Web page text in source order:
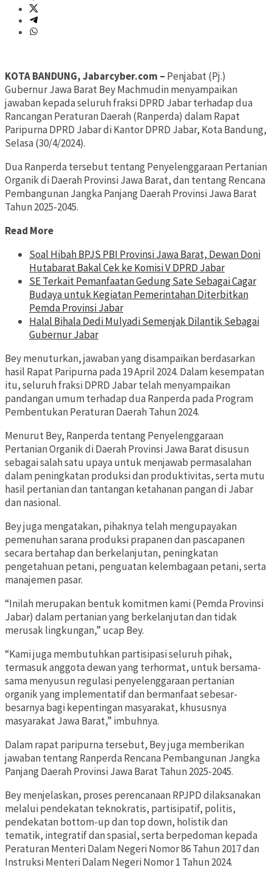
KOTA BANDUNG, Jabarcyber.com – Penjabat (Pj.)
Gubernur Jawa Barat Bey Machmudin menyampaikan
jawaban kepada seluruh fraksi DPRD Jabar terhadap dua
Rancangan Peraturan Daerah (Ranperda) dalam Rapat
Paripurna DPRD Jabar di Kantor DPRD Jabar, Kota Bandung,
Selasa (30/4/2024).
Dua Ranperda tersebut tentang Penyelenggaraan Pertanian
Organik di Daerah Provinsi Jawa Barat, dan tentang Rencana
Pembangunan Jangka Panjang Daerah Provinsi Jawa Barat
Tahun 2025-2045.
Read More
Soal Hibah BPJS PBI Provinsi Jawa Barat, Dewan Doni
Hutabarat Bakal Cek ke Komisi V DPRD Jabar
SE Terkait Pemanfaatan Gedung Sate Sebagai Cagar
Budaya untuk Kegiatan Pemerintahan Diterbitkan
Pemda Provinsi Jabar
Halal Bihala Dedi Mulyadi Semenjak Dilantik Sebagai
Gubernur Jabar
Bey menuturkan, jawaban yang disampaikan berdasarkan
hasil Rapat Paripurna pada 19 April 2024. Dalam kesempatan
itu, seluruh fraksi DPRD Jabar telah menyampaikan
pandangan umum terhadap dua Ranperda pada Program
Pembentukan Peraturan Daerah Tahun 2024.
Menurut Bey, Ranperda tentang Penyelenggaraan
Pertanian Organik di Daerah Provinsi Jawa Barat disusun
sebagai salah satu upaya untuk menjawab permasalahan
dalam peningkatan produksi dan produktivitas, serta mutu
hasil pertanian dan tantangan ketahanan pangan di Jabar
dan nasional.
Bey juga mengatakan, pihaknya telah mengupayakan
pemenuhan sarana produksi prapanen dan pascapanen
secara bertahap dan berkelanjutan, peningkatan
pengetahuan petani, penguatan kelembagaan petani, serta
manajemen pasar.
“Inilah merupakan bentuk komitmen kami (Pemda Provinsi
Jabar) dalam pertanian yang berkelanjutan dan tidak
merusak lingkungan,” ucap Bey.
“Kami juga membutuhkan partisipasi seluruh pihak,
termasuk anggota dewan yang terhormat, untuk bersama-
sama menyusun regulasi penyelenggaraan pertanian
organik yang implementatif dan bermanfaat sebesar-
besarnya bagi kepentingan masyarakat, khususnya
masyarakat Jawa Barat,” imbuhnya.
Dalam rapat paripurna tersebut, Bey juga memberikan
jawaban tentang Ranperda Rencana Pembangunan Jangka
Panjang Daerah Provinsi Jawa Barat Tahun 2025-2045.
Bey menjelaskan, proses perencanaan RPJPD dilaksanakan
melalui pendekatan teknokratis, partisipatif, politis,
pendekatan bottom-up dan top down, holistik dan
tematik, integratif dan spasial, serta berpedoman kepada
Peraturan Menteri Dalam Negeri Nomor 86 Tahun 2017 dan
Instruksi Menteri Dalam Negeri Nomor 1 Tahun 2024.